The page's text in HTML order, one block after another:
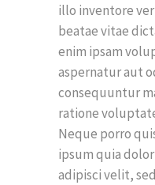
illo inventore
beatae vitae
enim ipsam
aspernatur aut
consequuntur
ratione
Neque porro
ipsum quia
adipisci velit,